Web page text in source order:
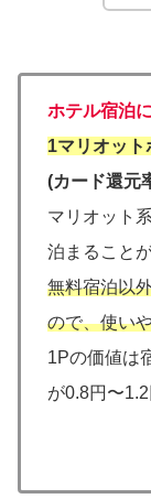
ホテル宿泊
1マリオット
(カード還元
マリオット
泊まること
無料宿泊以
ので、使い
1Pの価値は
が0.8円〜